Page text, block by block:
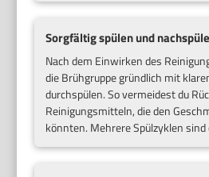
Sorgfältig spülen und
Nach dem Einwirken des
die Brühgruppe gründlich mit
durchspülen. So vermeidest du
Reinigungsmitteln, die den
könnten. Mehrere Spülzyklen